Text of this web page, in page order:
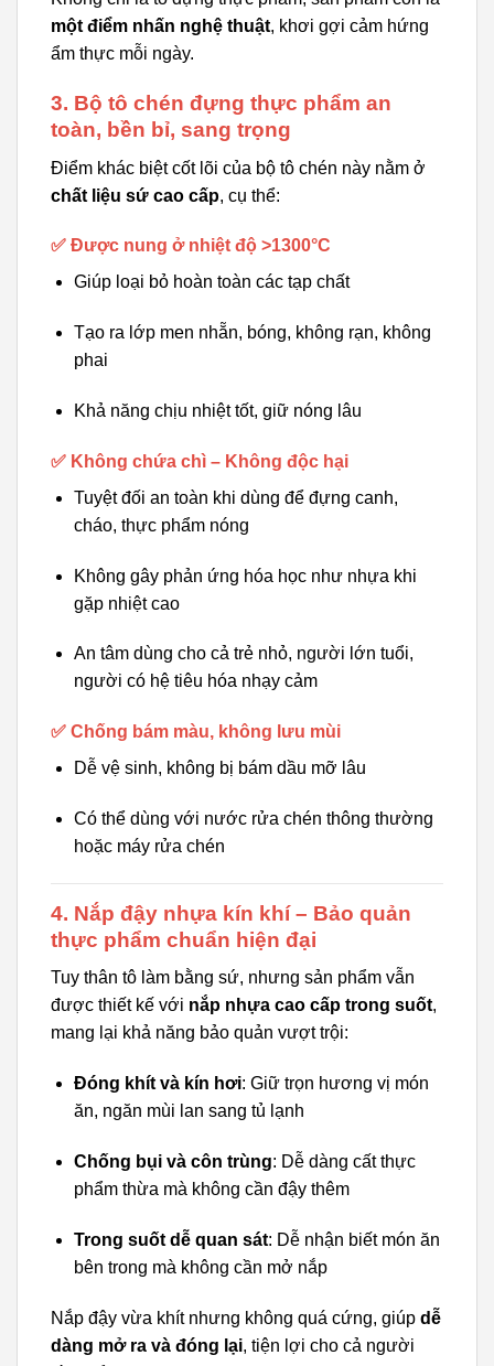
một điểm nhấn nghệ thuật, khơi gợi cảm hứng
ẩm thực mỗi ngày.
3. Bộ tô chén đựng thực phẩm an
toàn, bền bỉ, sang trọng
Điểm khác biệt cốt lõi của bộ tô chén này nằm ở
chất liệu sứ cao cấp, cụ thể:
✅ Được nung ở nhiệt độ >1300°C
Giúp loại bỏ hoàn toàn các tạp chất
Tạo ra lớp men nhẵn, bóng, không rạn, không
phai
Khả năng chịu nhiệt tốt, giữ nóng lâu
✅ Không chứa chì – Không độc hại
Tuyệt đối an toàn khi dùng để đựng canh,
cháo, thực phẩm nóng
Không gây phản ứng hóa học như nhựa khi
gặp nhiệt cao
An tâm dùng cho cả trẻ nhỏ, người lớn tuổi,
người có hệ tiêu hóa nhạy cảm
✅ Chống bám màu, không lưu mùi
Dễ vệ sinh, không bị bám dầu mỡ lâu
Có thể dùng với nước rửa chén thông thường
hoặc máy rửa chén
4. Nắp đậy nhựa kín khí – Bảo quản
thực phẩm chuẩn hiện đại
Tuy thân tô làm bằng sứ, nhưng sản phẩm vẫn
được thiết kế với nắp nhựa cao cấp trong suốt,
mang lại khả năng bảo quản vượt trội:
Đóng khít và kín hơi: Giữ trọn hương vị món
ăn, ngăn mùi lan sang tủ lạnh
Chống bụi và côn trùng: Dễ dàng cất thực
phẩm thừa mà không cần đậy thêm
Trong suốt dễ quan sát: Dễ nhận biết món ăn
bên trong mà không cần mở nắp
Nắp đậy vừa khít nhưng không quá cứng, giúp dễ
dàng mở ra và đóng lại, tiện lợi cho cả người